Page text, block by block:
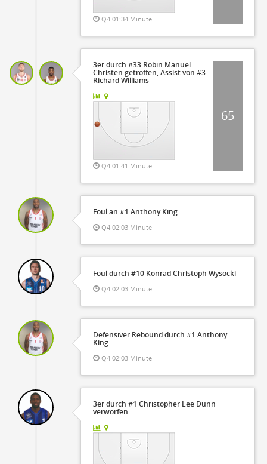
Q4 01:34 Minute
3er durch #33 Robin Manuel
Christen getroffen, Assist von #3
Richard Williams
Q4 01:41 Minute
65
Foul an #1 Anthony King
Q4 02:03 Minute
Foul durch #10 Konrad Christoph Wysocki
Q4 02:03 Minute
Defensiver Rebound durch #1 Anthony
King
Q4 02:03 Minute
3er durch #1 Christopher Lee Dunn
verworfen